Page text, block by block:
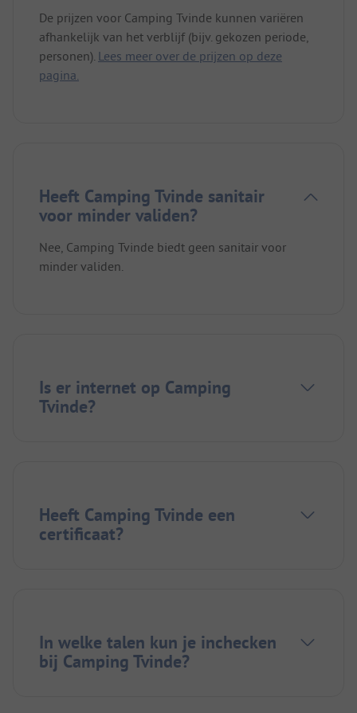
De prijzen voor Camping Tvinde kunnen variëren
afhankelijk van het verblijf (bijv. gekozen periode,
personen). Lees meer over de prijzen op deze
pagina.
Heeft Camping Tvinde sanitair
voor minder validen?
Nee, Camping Tvinde biedt geen sanitair voor
minder validen.
Is er internet op Camping
Tvinde?
Heeft Camping Tvinde een
certificaat?
In welke talen kun je inchecken
bij Camping Tvinde?